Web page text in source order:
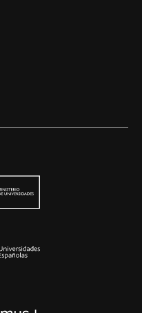
Conferencia de